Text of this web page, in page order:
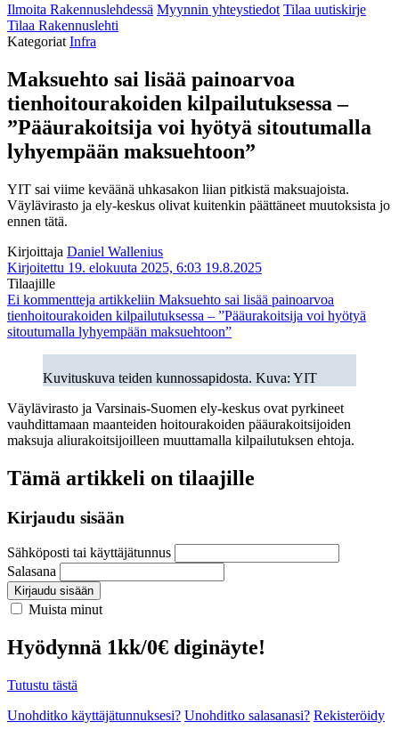
Ilmoita Rakennuslehdessä Myynnin yhteystiedot Tilaa uutiskirje
Tilaa Rakennuslehti
Kategoriat Infra
Maksuehto sai lisää painoarvoa
tienhoitourakoiden kilpailutuksessa –
”Pääurakoitsija voi hyötyä sitoutumalla
lyhyempään maksuehtoon”
YIT sai viime keväänä uhkasakon liian pitkistä maksuajoista.
Väylävirasto ja ely-keskus olivat kuitenkin päättäneet muutoksista jo
ennen tätä.
Kirjoittaja Daniel Wallenius
Kirjoitettu 19. elokuuta 2025, 6:03 19.8.2025
Tilaajille
Ei kommentteja artikkeliin Maksuehto sai lisää painoarvoa
tienhoitourakoiden kilpailutuksessa – ”Pääurakoitsija voi hyötyä
sitoutumalla lyhyempään maksuehtoon”
Kuvituskuva teiden kunnossapidosta. Kuva: YIT
Väylävirasto ja Varsinais-Suomen ely-keskus ovat pyrkineet
vauhdittamaan maanteiden hoitourakoiden pääurakoitsijoiden
maksuja aliurakoitsijoilleen muuttamalla kilpailutuksen ehtoja.
Tämä artikkeli on tilaajille
Kirjaudu sisään
Sähköposti tai käyttäjätunnus
Salasana
Kirjaudu sisään
Muista minut
Hyödynnä 1kk/0€ diginäyte!
Tutustu tästä
Unohditko käyttäjätunnuksesi? Unohditko salasanasi? Rekisteröidy